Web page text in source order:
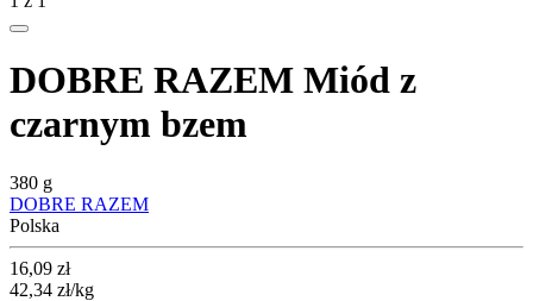
DOBRE RAZEM Miód z
czarnym bzem
380 g
DOBRE RAZEM
Polska
Cena
16,09 zł
42,34 zł/kg